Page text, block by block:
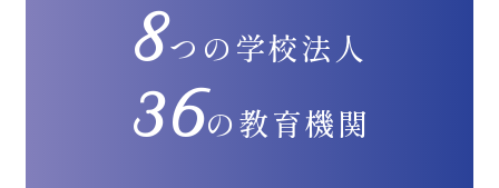
8つの学校法人
36の教育機関